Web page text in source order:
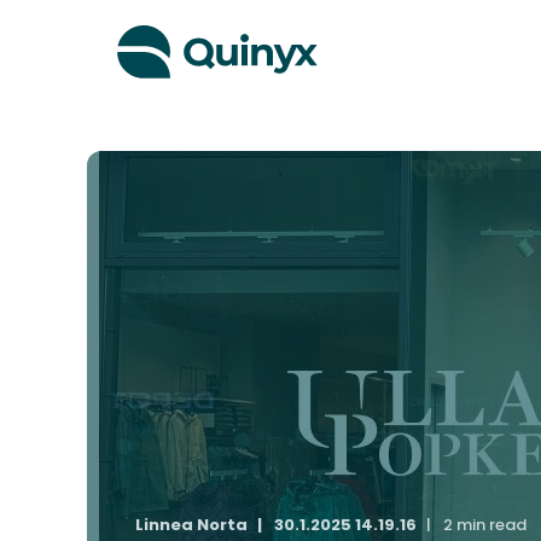
Linnea Norta 30.1.2025 14.19.16 2 min read